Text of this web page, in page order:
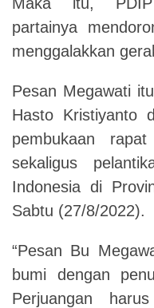
partainya
menggalakkan
Pesan Megawati
Hasto Kristiyanto
pembukaan
sekaligus
Indonesia di
Sabtu (27/8/2022).
“Pesan Bu
bumi dengan
Perjuangan